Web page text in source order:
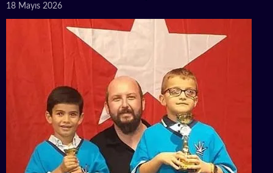
18 Mayıs 2026